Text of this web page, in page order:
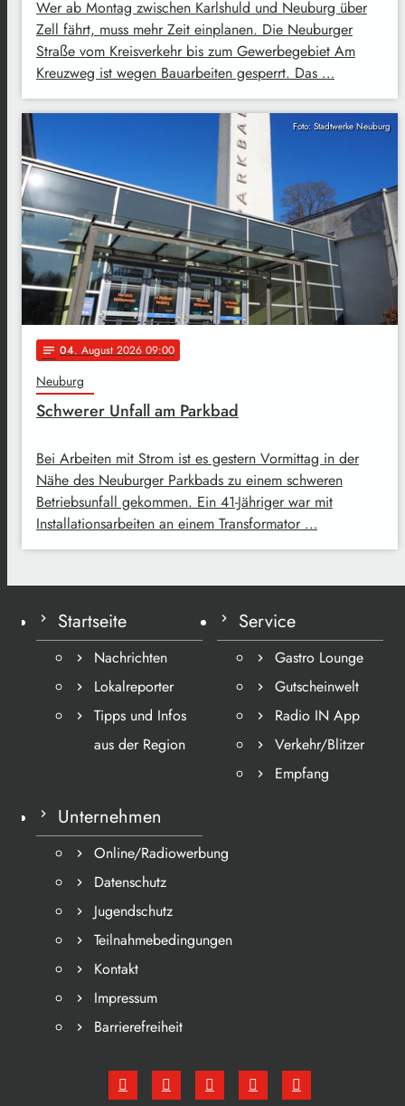
Wer ab Montag zwischen Karlshuld und Neuburg über
Zell fährt, muss mehr Zeit einplanen. Die Neuburger
Straße vom Kreisverkehr bis zum Gewerbegebiet Am
Kreuzweg ist wegen Bauarbeiten gesperrt. Das …
Foto: Stadtwerke Neuburg
notes 04. August 2026 09:00
Neuburg
Schwerer Unfall am Parkbad
Bei Arbeiten mit Strom ist es gestern Vormittag in der
Nähe des Neuburger Parkbads zu einem schweren
Betriebsunfall gekommen. Ein 41-Jähriger war mit
Installationsarbeiten an einem Transformator …
Startseite
Nachrichten
Lokalreporter
Tipps und Infos
aus der Region
Service
Gastro Lounge
Gutscheinwelt
Radio IN App
Verkehr/Blitzer
Empfang
Unternehmen
Online/Radiowerbung
Datenschutz
Jugendschutz
Teilnahmebedingungen
Kontakt
Impressum
Barrierefreiheit